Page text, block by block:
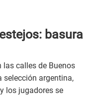
basura
calles de Buenos
selección argentina,
los jugadores se